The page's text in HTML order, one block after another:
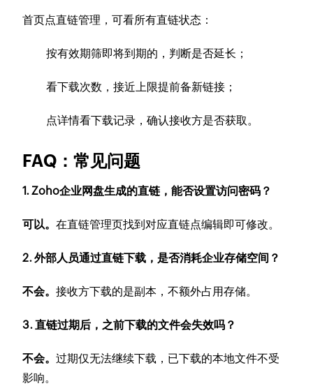
首页点直链管理，可看所有直链状态：
按有效期筛即将到期的，判断是否延长；
看下载次数，接近上限提前备新链接；
点详情看下载记录，确认接收方是否获取。
FAQ：常见问题
1. Zoho企业网盘生成的直链，能否设置访问密码？
可以。在直链管理页找到对应直链点编辑即可修改。
2. 外部人员通过直链下载，是否消耗企业存储空间？
不会。接收方下载的是副本，不额外占用存储。
3. 直链过期后，之前下载的文件会失效吗？
不会。过期仅无法继续下载，已下载的本地文件不受
影响。